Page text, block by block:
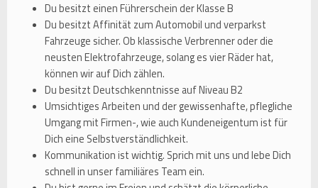
Du besitzt einen Führerschein der Klasse B
Du besitzt Affinität zum Automobil und verparkst
Fahrzeuge sicher. Ob klassische Verbrenner oder die
neusten Elektrofahrzeuge, solang es vier Räder hat,
können wir auf Dich zählen.
Du besitzt Deutschkenntnisse auf Niveau B2
Umsichtiges Arbeiten und der gewissenhafte, pflegliche
Umgang mit Firmen-, wie auch Kundeneigentum ist für
Dich eine Selbstverständlichkeit.
Kommunikation ist wichtig. Sprich mit uns und lebe Dich
schnell in unser familiäres Team ein.